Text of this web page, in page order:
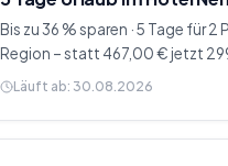
Bis zu 36 % sparen · 5 Tage für
Region – statt 467,00 € jetzt
Läuft ab: 30.08.2026